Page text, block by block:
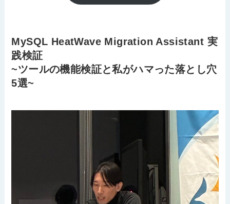
MySQL HeatWave Migration Assistant 実
践検証
~ツールの機能検証と私がハマった落とし穴
5選~